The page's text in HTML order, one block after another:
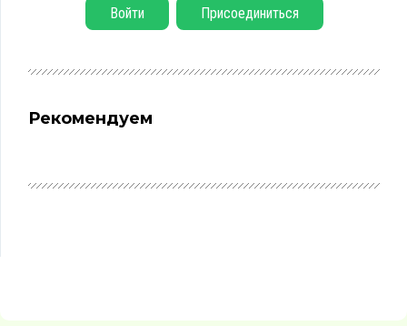
Войти Присоединиться
Рекомендуем